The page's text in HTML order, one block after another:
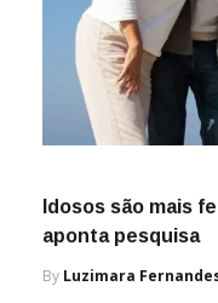
Idosos são mais
aponta pesquisa
By Luzimara